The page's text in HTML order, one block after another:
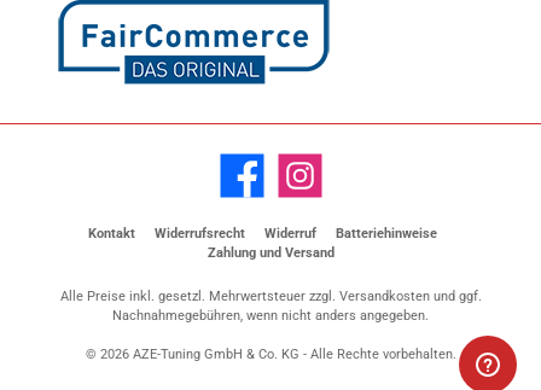
Facebook Instagram
Kontakt Widerrufsrecht Widerruf
Batteriehinweise
Zahlung und Versand
Alle Preise inkl. gesetzl. Mehrwertsteuer zzgl. Versandkostenund ggf.
Nachnahmegebühren, wenn nicht anders angegeben.
© 2026 AZE-Tuning GmbH & Co. KG - Alle Rechte vorbehalten.